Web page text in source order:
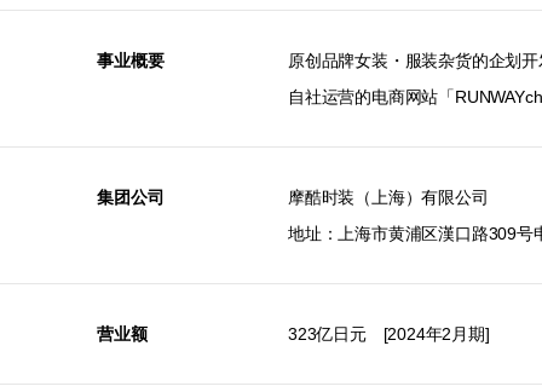
事业概要
原创品牌女装・服装杂货的企划
自社运营的电商网站「
集团公司
摩酷时装（上海）有限公司
地址：上海市黄浦区漢口路309号
营业额 323亿日元 [2024年2月期]